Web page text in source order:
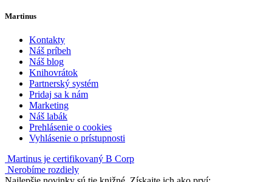
Martinus
Kontakty
Náš príbeh
Náš blog
Knihovrátok
Partnerský systém
Pridaj sa k nám
Marketing
Náš labák
Prehlásenie o cookies
Vyhlásenie o prístupnosti
Martinus je certifikovaný B Corp
Nerobíme rozdiely